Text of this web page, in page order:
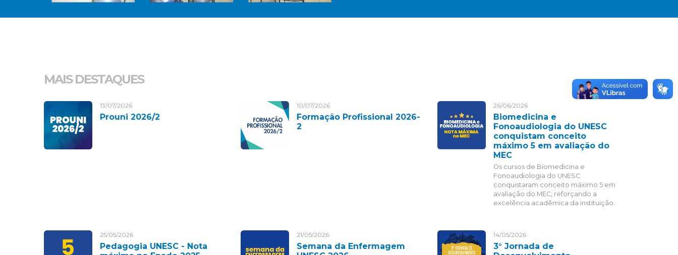
MAIS DESTAQUES
13/07/2026
Prouni 2026/2
10/07/2026
Formação Profissional 2026-
2
26/06/2026
Biomedicina e
Fonoaudiologia do UNESC
conquistam conceito
máximo 5 em avaliação do
MEC
Os cursos de Biomedicina e
Fonoaudiologia do UNESC
conquistaram conceito máximo 5 em
avaliação do MEC, reforçando a
excelência acadêmica da instituição.
25/05/2026
Pedagogia UNESC - Nota
21/05/2026
Semana da Enfermagem
14/05/2026
3° Jornada de